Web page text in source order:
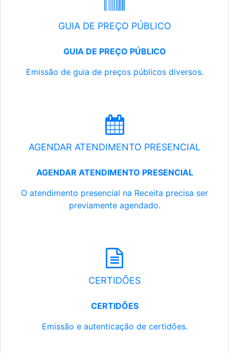
GUIA DE PREÇO PÚBLICO
GUIA DE PREÇO PÚBLICO
Emissão de guia de preços públicos diversos.
AGENDAR ATENDIMENTO PRESENCIAL
AGENDAR ATENDIMENTO PRESENCIAL
O atendimento presencial na Receita precisa ser
previamente agendado.
CERTIDÕES
CERTIDÕES
Emissão e autenticação de certidões.